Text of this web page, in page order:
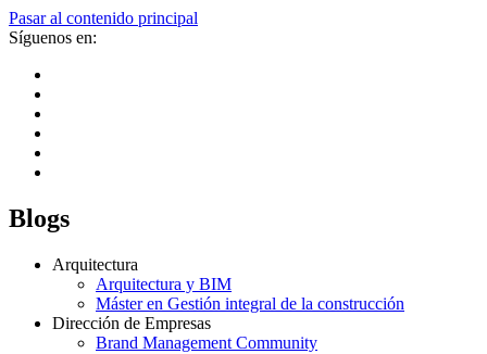
Pasar al contenido principal
Síguenos en:
Blogs
Arquitectura
Arquitectura y BIM
Máster en Gestión integral de la construcción
Dirección de Empresas
Brand Management Community